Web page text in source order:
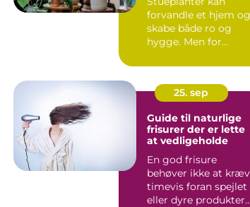
forvandle et hjem og
skabe både ro og
hygge. Men for
entusiasme...
25. sep
Guide til naturlige
frisurer der er lette
at vedligeholde
En god frisure
behøver ikke at
timevis foran spejlet
eller dyre produkter.